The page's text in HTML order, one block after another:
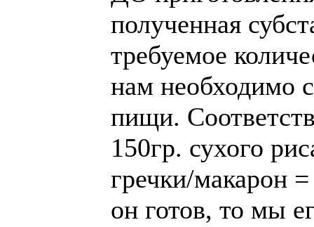
полученная
требуемое
нам необходимо
пищи.
150гр. сухого
гречки/макарон
он готов, то мы